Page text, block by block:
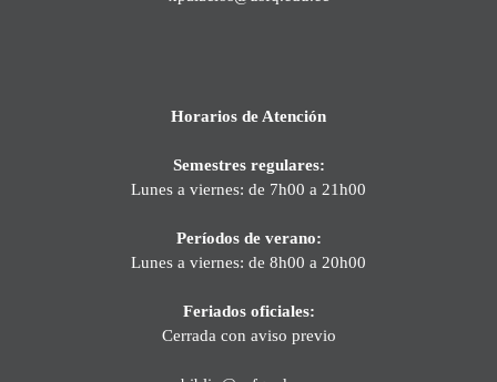
Horarios de Atención
Semestres regulares:
Lunes a viernes: de 7h00 a 21h00
Períodos de verano:
Lunes a viernes: de 8h00 a 20h00
Feriados oficiales:
Cerrada con aviso previo